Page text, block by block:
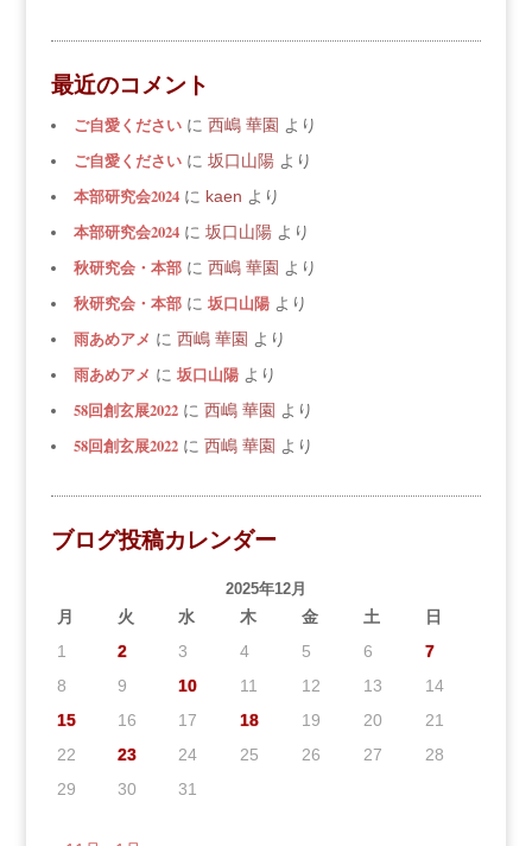
最近のコメント
ご自愛くださいに 西嶋 華園 より
ご自愛くださいに 坂口山陽より
本部研究会2024に kaen より
本部研究会2024に 坂口山陽より
秋研究会・本部に 西嶋 華園 より
秋研究会・本部に 坂口山陽より
雨あめアメ に 西嶋 華園 より
雨あめアメ に 坂口山陽より
58回創玄展2022に 西嶋 華園 より
58回創玄展2022に 西嶋 華園 より
ブログ投稿カレンダー
2025年12月
月 火 水 木 金 土
日
1
2 3 4 5 6
7
8
9 10 11 12 13
14
15
16 17 18 19 20
21
22
23 24 25 26 27
28
29
30 31